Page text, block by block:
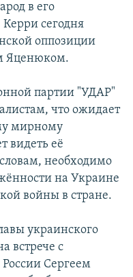
в его
сегодня
оппозиции
Яценюком.
партии "УДАР"
что ожидает
мирному
видеть её
необходимо
на Украине
войны в стране.
украинского
встрече с
Сергеем